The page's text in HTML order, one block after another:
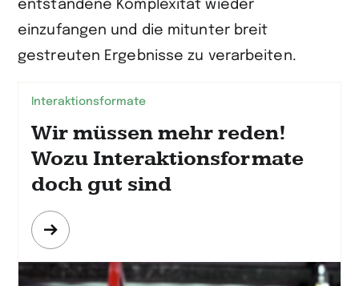
entstandene Komplexität wieder
einzufangen und die mitunter breit
gestreuten Ergebnisse zu verarbeiten.
Interaktionsformate
Wir müssen mehr reden!
Wozu Interaktionsformate
doch gut sind
Mehr
erfahren